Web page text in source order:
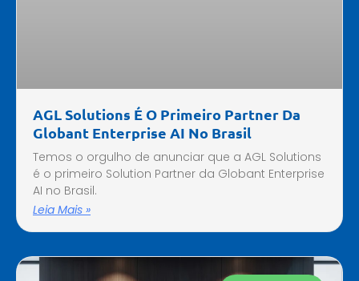
AGL Solutions É O Primeiro Partner Da
Globant Enterprise AI No Brasil
Temos o orgulho de anunciar que a AGL Solutions
é o primeiro Solution Partner da Globant Enterprise
AI no Brasil.
Leia Mais »